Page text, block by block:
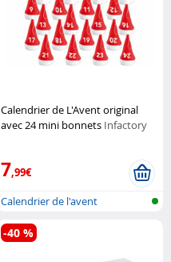
Calendrier de L'Avent original
avec 24 mini bonnets Infactory
7,99€
Calendrier de l'avent
-40 %